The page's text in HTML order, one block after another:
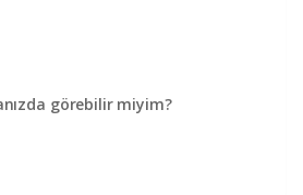
görebilir miyim?